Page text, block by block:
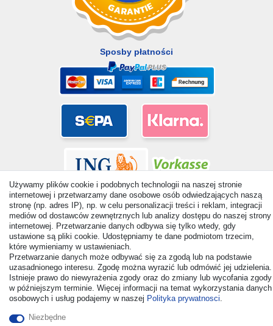
Sposby płatności
© Copyright 2026 | Wszelkie prawa zastrzezone. - All rights
reserved. Prices incl. VAT. 19% VAT Basic prices see article detail
| * Applies to deliveries to the UK!
Używamy plików cookie i podobnych technologii na naszej stronie
internetowej i przetwarzamy dane osobowe osób odwiedzających naszą
stronę (np. adres IP), np. w celu personalizacji treści i reklam, integracji
mediów od dostawców zewnętrznych lub analizy dostępu do naszej strony
internetowej. Przetwarzanie danych odbywa się tylko wtedy, gdy
ustawione są pliki cookie. Udostępniamy te dane podmiotom trzecim,
które wymieniamy w ustawieniach.
Przetwarzanie danych może odbywać się za zgodą lub na podstawie
uzasadnionego interesu. Zgodę można wyrazić lub odmówić jej udzielenia.
Istnieje prawo do niewyrażenia zgody oraz do zmiany lub wycofania zgody
w późniejszym terminie. Więcej informacji na temat wykorzystania danych
osobowych i usług podajemy w naszej Polityka prywatnosci.
Niezbędne
Odstąp od umowy tutaj Kontakt